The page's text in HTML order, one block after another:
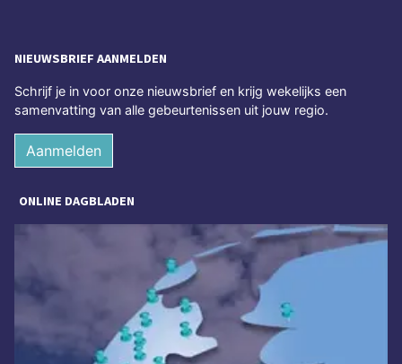
NIEUWSBRIEF AANMELDEN
Schrijf je in voor onze nieuwsbrief en krijg wekelijks een
samenvatting van alle gebeurtenissen uit jouw regio.
Aanmelden
ONLINE DAGBLADEN